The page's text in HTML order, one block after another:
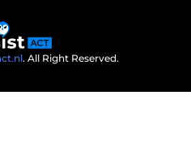
. All Right Reserved.